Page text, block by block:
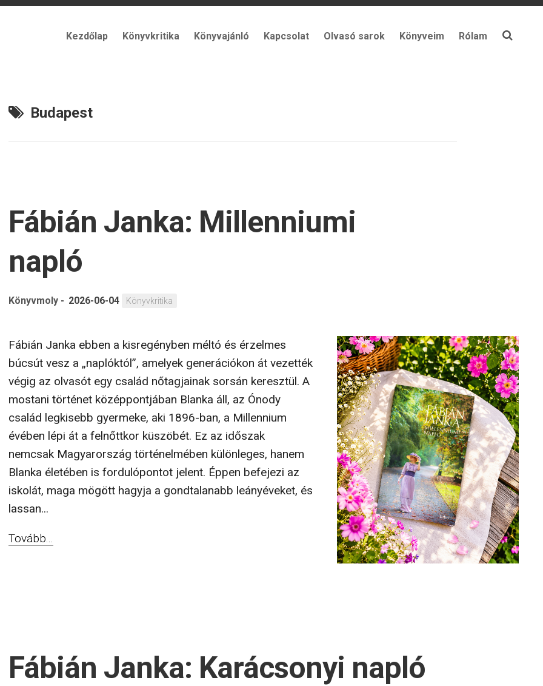
Kezdőlap Könyvkritika Könyvajánló Kapcsolat Olvasó sarok Könyveim Rólam
Budapest
Fábián Janka: Millenniumi
napló
Könyvmoly - 2026-06-04 Könyvkritika
Fábián Janka ebben a kisregényben méltó és érzelmes
búcsút vesz a „naplóktól”, amelyek generációkon át vezették
végig az olvasót egy család nőtagjainak sorsán keresztül. A
mostani történet középpontjában Blanka áll, az Ónody
család legkisebb gyermeke, aki 1896-ban, a Millennium
évében lépi át a felnőttkor küszöbét. Ez az időszak
nemcsak Magyarország történelmében különleges, hanem
Blanka életében is fordulópontot jelent. Éppen befejezi az
iskolát, maga mögött hagyja a gondtalanabb leányéveket, és
lassan...
Tovább...
Fábián Janka: Karácsonyi napló